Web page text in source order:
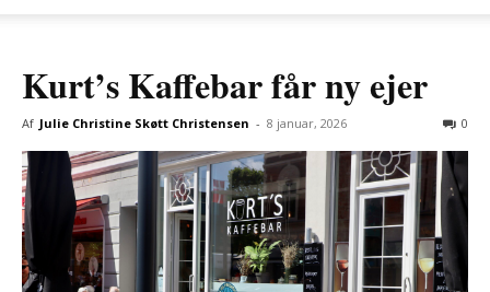
Kurt’s Kaffebar får ny ejer
Af Julie Christine Skøtt Christensen - 8 januar, 2026 0